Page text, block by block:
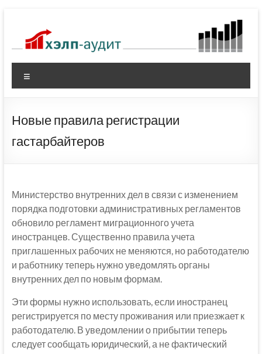
содержимому
Новые правила регистрации
гастарбайтеров
Министерство внутренних дел в связи с изменением
порядка подготовки административных регламентов
обновило регламент миграционного учета
иностранцев. Существенно правила учета
приглашенных рабочих не меняются, но работодателю
и работнику теперь нужно уведомлять органы
внутренних дел по новым формам.
Эти формы нужно использовать, если иностранец
регистрируется по месту проживания или приезжает к
работодателю. В уведомлении о прибытии теперь
следует сообщать юридический, а не фактический